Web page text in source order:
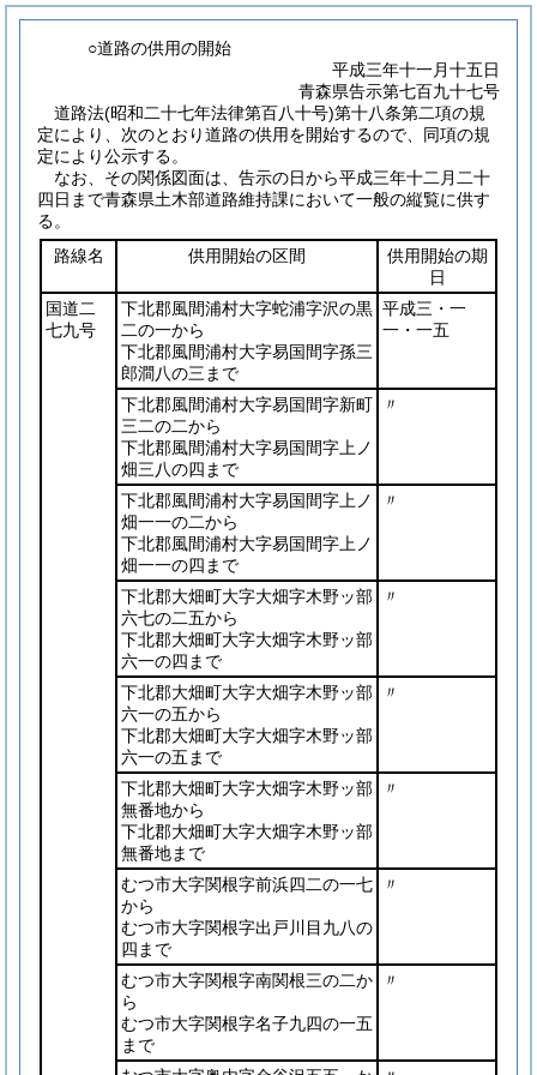
○道路の供用の開始
平成三年十一月十五日
青森県告示第七百九十七号
道路法(昭和二十七年法律第百八十号)第十八条第二項の規
定により、次のとおり道路の供用を開始するので、同項の規
定により公示する。
なお、その関係図面は、告示の日から平成三年十二月二十
四日まで青森県土木部道路維持課において一般の縦覧に供す
る。
路線名
供用開始の区間
供用開始の期
日
国道二
七九号
下北郡風間浦村大字蛇浦字沢の黒
二の一から
下北郡風間浦村大字易国間字孫三
郎澗八の三まで
平成三・一
一・一五
下北郡風間浦村大字易国間字新町
三二の二から
下北郡風間浦村大字易国間字上ノ
畑三八の四まで
〃
下北郡風間浦村大字易国間字上ノ
畑一一の二から
下北郡風間浦村大字易国間字上ノ
畑一一の四まで
〃
下北郡大畑町大字大畑字木野ッ部
六七の二五から
下北郡大畑町大字大畑字木野ッ部
六一の四まで
〃
下北郡大畑町大字大畑字木野ッ部
六一の五から
下北郡大畑町大字大畑字木野ッ部
六一の五まで
〃
下北郡大畑町大字大畑字木野ッ部
無番地から
下北郡大畑町大字大畑字木野ッ部
無番地まで
〃
むつ市大字関根字前浜四二の一七
から
むつ市大字関根字出戸川目九八の
四まで
〃
むつ市大字関根字南関根三の二か
ら
むつ市大字関根字名子九四の一五
まで
〃